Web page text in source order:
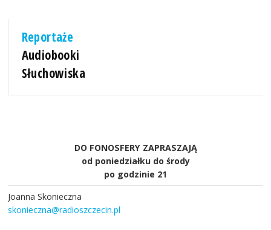
Reportaże
Audiobooki
Słuchowiska
DO FONOSFERY ZAPRASZAJĄ
od poniedziałku do środy
po godzinie 21
Joanna Skonieczna
skonieczna@radioszczecin.pl